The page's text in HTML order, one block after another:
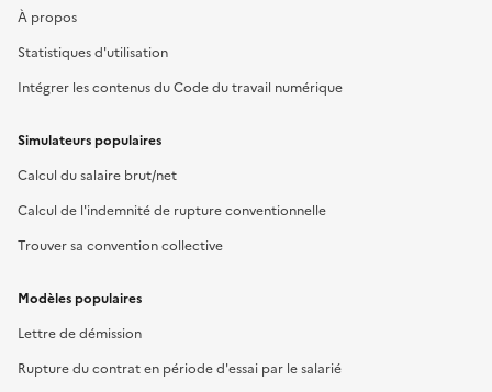
À propos
Statistiques d'utilisation
Intégrer les contenus du Code du travail numérique
Simulateurs populaires
Calcul du salaire brut/net
Calcul de l'indemnité de rupture conventionnelle
Trouver sa convention collective
Modèles populaires
Lettre de démission
Rupture du contrat en période d'essai par le salarié